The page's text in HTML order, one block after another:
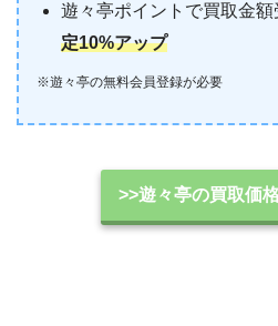
遊々亭ポイントで買取金
定10%アップ
※遊々亭の無料会員登録が必要
>>遊々亭の買取価